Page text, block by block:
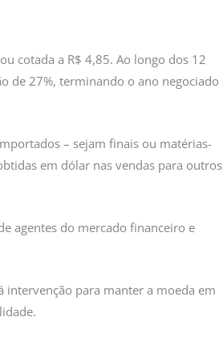
cotada a R$ 4,85. Ao longo dos 12
de 27%, terminando o ano negociado
– sejam finais ou matérias-
em dólar nas vendas para outros
agentes do mercado financeiro e
intervenção para manter a moeda em